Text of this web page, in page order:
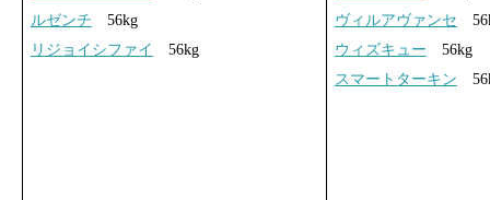
ルゼンチ 56kg
リジョイシファイ
56kg
ヴィルアヴァンセ
ウィズキュー 56kg
スマートターキン